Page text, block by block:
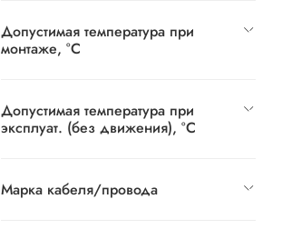
Допустимая температура при
монтаже, °C
Допустимая температура при
эксплуат. (без движения), °C
Марка кабеля/провода